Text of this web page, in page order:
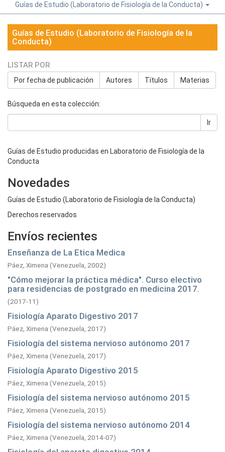
Guías de Estudio (Laboratorio de Fisiología de la Conducta)
Guías de Estudio (Laboratorio de Fisiología de la
Conducta)
LISTAR POR
Por fecha de publicación Autores Títulos Materias
Búsqueda en esta colección:
Ir
Guías de Estudio producidas en Laboratorio de Fisiología de la
Conducta
Novedades
Guías de Estudio (Laboratorio de Fisiología de la Conducta)
Derechos reservados
Envíos recientes
Enseñanza de La Etica Medica
Páez, Ximena (Venezuela, 2002)
"Cómo mejorar la práctica médica". Curso electivo
para residencias de postgrado en medicina 2017.
(2017-11)
Fisiología Aparato Digestivo 2017
Páez, Ximena (Venezuela, 2017)
Fisiología del sistema nervioso autónomo 2017
Páez, Ximena (Venezuela, 2017)
Fisiología Aparato Digestivo 2015
Páez, Ximena (Venezuela, 2015)
Fisiología del sistema nervioso autónomo 2015
Páez, Ximena (Venezuela, 2015)
Fisiología del sistema nervioso autónomo 2014
Páez, Ximena (Venezuela, 2014-07)